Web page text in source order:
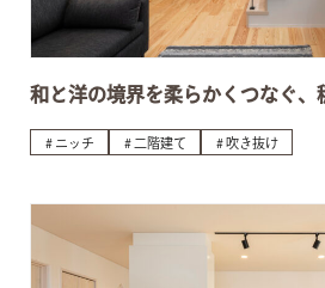
和と洋の境界を柔らかくつなぐ、
ニッチ 二階建て 吹き抜け